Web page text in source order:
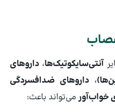
آنتی‌سایکوتیک‌ها،داروهای
،داروهای ضدافسردگی
خواب‌آورمی‌تواند باعث: